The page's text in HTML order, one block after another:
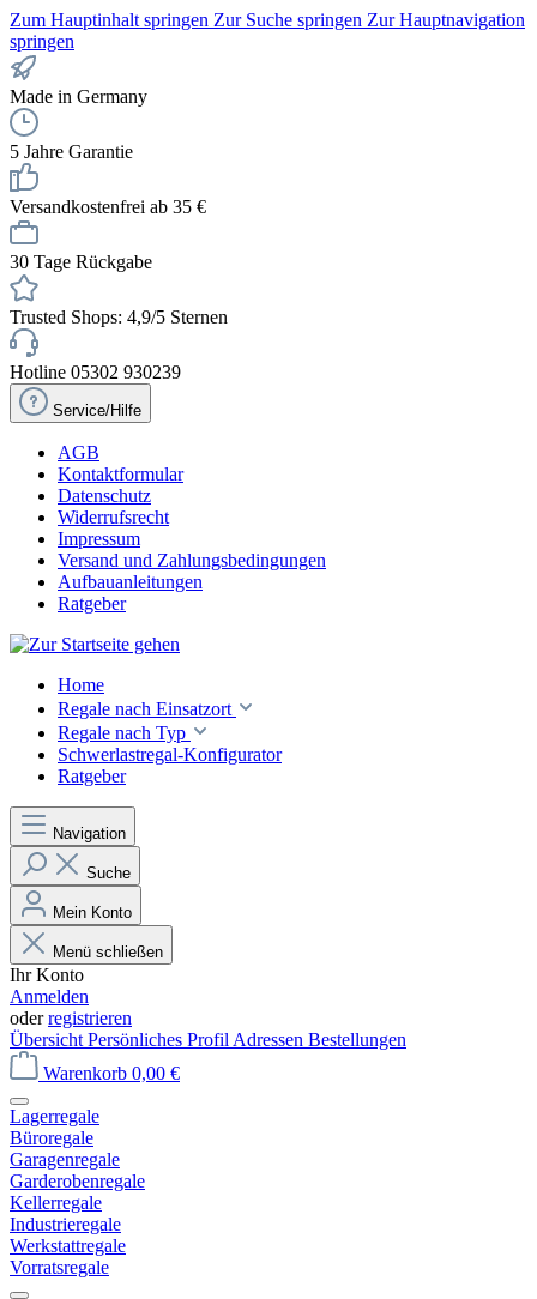
Zum Hauptinhalt springen Zur Suche springen Zur Hauptnavigation
springen
Made in Germany
5 Jahre Garantie
Versandkostenfrei ab 35 €
30 Tage Rückgabe
Trusted Shops: 4,9/5 Sternen
Hotline 05302 930239
Service/Hilfe
AGB
Kontaktformular
Datenschutz
Widerrufsrecht
Impressum
Versand und Zahlungsbedingungen
Aufbauanleitungen
Ratgeber
Home
Regale nach Einsatzort
Regale nach Typ
Schwerlastregal-Konfigurator
Ratgeber
Navigation
Suche
Mein Konto
Menü schließen
Ihr Konto
Anmelden
oderregistrieren
Übersicht Persönliches Profil Adressen Bestellungen
Warenkorb 0,00 €
Lagerregale
Büroregale
Garagenregale
Garderobenregale
Kellerregale
Industrieregale
Werkstattregale
Vorratsregale